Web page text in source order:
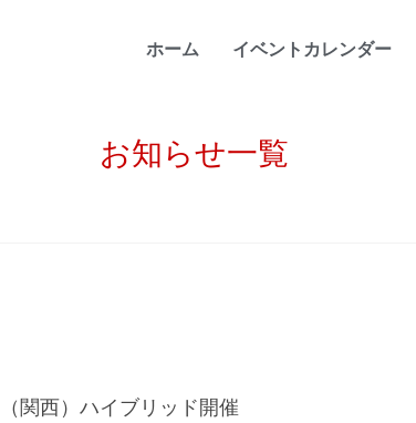
ホーム イベントカレンダー
お知らせ一覧
関西）ハイブリッド開催